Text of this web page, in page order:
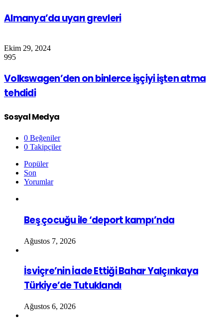
Almanya’da uyarı grevleri
Ekim 29, 2024
995
Volkswagen’den on binlerce işçiyi işten atma
tehdidi
Sosyal Medya
0 Beğeniler
0 Takipçiler
Popüler
Son
Yorumlar
Beş çocuğu ile ‘deport kampı’nda
Ağustos 7, 2026
İsviçre’nin İade Ettiği Bahar Yalçınkaya
Türkiye’de Tutuklandı
Ağustos 6, 2026